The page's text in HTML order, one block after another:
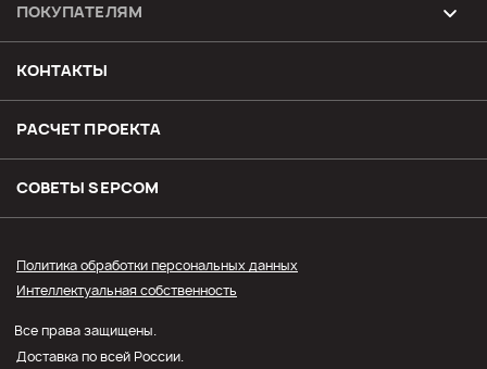
ПОКУПАТЕЛЯМ
Возврат и обмен товара
Доставка
Оплата
Оптовым покупателям
Личный кабинет
КОНТАКТЫ
РАСЧЕТ ПРОЕКТА
СОВЕТЫ SЕPCOM
Политика обработки персональных данных
Интеллектуальная собственность
Все права защищены.
Доставка по всей России.